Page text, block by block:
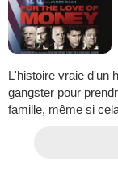
L'histoire vraie d'un
gangster pour
famille, même si